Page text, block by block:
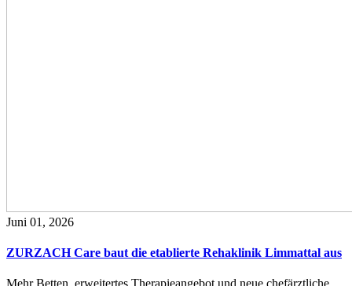
Juni 01, 2026
ZURZACH Care baut die etablierte Rehaklinik Limmattal aus